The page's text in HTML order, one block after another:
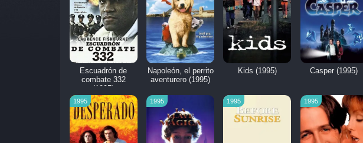
Escuadrón de
combate 332
Napoleón, el perrito
aventurero (1995)
Kids (1995) Casper (1995)
1995 1995 1995 1995